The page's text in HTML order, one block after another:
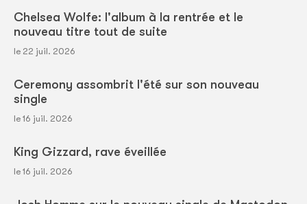
Chelsea Wolfe: l'album à la rentrée et le
nouveau titre tout de suite
le 22 juil. 2026
Ceremony assombrit l'été sur son nouveau
single
le 16 juil. 2026
King Gizzard, rave éveillée
le 16 juil. 2026